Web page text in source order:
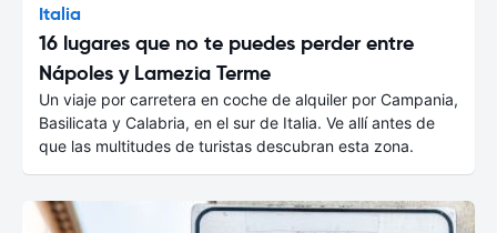
Italia
16 lugares que no te puedes perder entre
Nápoles y Lamezia Terme
Un viaje por carretera en coche de alquiler por Campania,
Basilicata y Calabria, en el sur de Italia. Ve allí antes de
que las multitudes de turistas descubran esta zona.